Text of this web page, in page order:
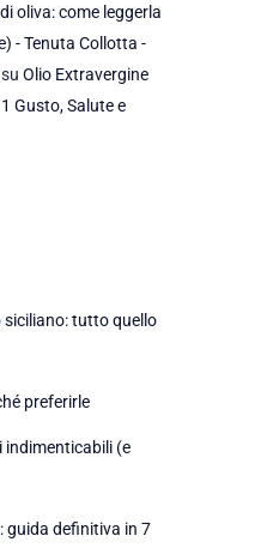
oliva: come leggerla
- Tenuta Collotta -
su Olio Extravergine
Gusto, Salute e
siciliano: tutto quello
preferirle
indimenticabili (e
guida definitiva in 7